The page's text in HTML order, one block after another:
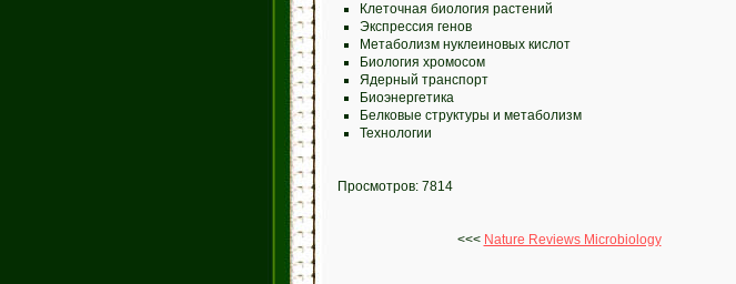
Клеточная биология растений
Экспрессия генов
Метаболизм нуклеиновых кислот
Биология хромосом
Ядерный транспорт
Биоэнергетика
Белковые структуры и метаболизм
Технологии
Просмотров: 7814
<<< Nature Reviews Microbiology